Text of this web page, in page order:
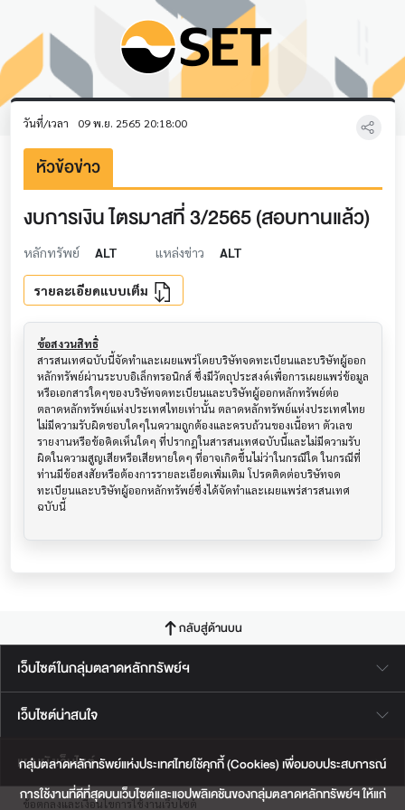
กลุ่มตลาดหลักทรัพย์แห่งประเทศไทยใช้คุกกี้ (Cookies) เพื่อมอบประสบการณ์
การใช้งานที่ดีที่สุดบนเว็บไซต์และแอปพลิเคชันของกลุ่มตลาดหลักทรัพย์ฯ ให้แก่
วันที่/เวลา 09 พ.ย. 2565 20:18:00
หัวข้อข่าว
งบการเงิน ไตรมาสที่ 3/2565 (สอบทานแล้ว)
หลักทรัพย์ ALT แหล่งข่าว ALT
รายละเอียดแบบเต็ม
ข้อสงวนสิทธิ์
สารสนเทศฉบับนี้จัดทำและเผยแพร่โดยบริษัทจดทะเบียนและบริษัทผู้ออก
หลักทรัพย์ผ่านระบบอิเล็กทรอนิกส์ ซึ่งมีวัตถุประสงค์เพื่อการเผยแพร่ข้อมูล
หรือเอกสารใดๆของบริษัทจดทะเบียนและบริษัทผู้ออกหลักทรัพย์ต่อ
ตลาดหลักทรัพย์แห่งประเทศไทยเท่านั้น ตลาดหลักทรัพย์แห่งประเทศไทย
ไม่มีความรับผิดชอบใดๆในความถูกต้องและครบถ้วนของเนื้อหา ตัวเลข
รายงานหรือข้อคิดเห็นใดๆ ที่ปรากฎในสารสนเทศฉบับนี้และไม่มีความรับ
ผิดในความสูญเสียหรือเสียหายใดๆ ที่อาจเกิดขึ้นไม่ว่าในกรณีใด ในกรณีที่
ท่านมีข้อสงสัยหรือต้องการรายละเอียดเพิ่มเติม โปรดติดต่อบริษัทจด
ทะเบียนและบริษัทผู้ออกหลักทรัพย์ซึ่งได้จัดทำและเผยแพร่สารสนเทศ
ฉบับนี้
กลับสู่ด้านบน
เว็บไซต์ในกลุ่มตลาดหลักทรัพย์ฯ
เว็บไซต์น่าสนใจ
แผนผังเว็บไซต์
ข้อตกลงและเงื่อนไขการใช้งานเว็บไซต์